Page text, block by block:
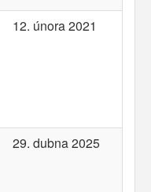
12. února 2021
29. dubna 2025